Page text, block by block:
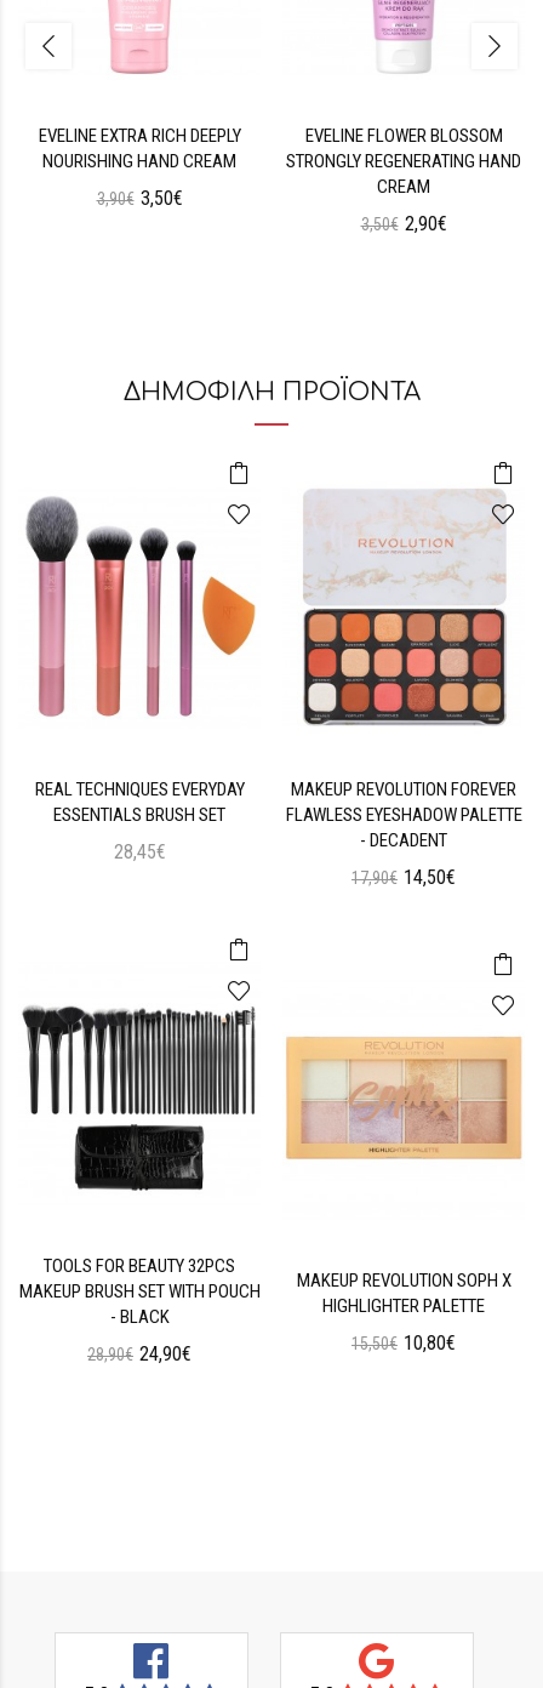
EVELINE EXTRA RICH DEEPLY
NOURISHING HAND CREAM
3,90€ 3,50€
EVELINE FLOWER BLOSSOM
STRONGLY REGENERATING HAND
CREAM
3,50€ 2,90€
ΔΗΜΟΦΙΛΗ ΠΡΟΪΟΝΤΑ
REAL TECHNIQUES EVERYDAY
ESSENTIALS BRUSH SET
28,45€
TOOLS FOR BEAUTY 32PCS
MAKEUP BRUSH SET WITH POUCH
- BLACK
28,90€ 24,90€
MAKEUP REVOLUTION FOREVER
FLAWLESS EYESHADOW PALETTE
- DECADENT
17,90€ 14,50€
MAKEUP REVOLUTION SOPH X
HIGHLIGHTER PALETTE
15,50€ 10,80€